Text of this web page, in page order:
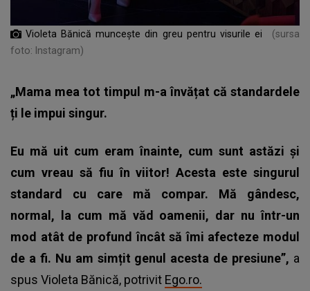
Violeta Bănică muncește din greu pentru visurile ei
(sursa
foto: Instagram)
„Mama mea tot timpul m-a învățat că standardele
ți le impui singur.
Eu mă uit cum eram înainte, cum sunt astăzi și
cum vreau să fiu în viitor! Acesta este singurul
standard cu care mă compar. Mă gândesc,
normal, la cum mă văd oamenii, dar nu într-un
mod atât de profund încât să îmi afecteze modul
de a fi. Nu am simțit genul acesta de presiune”, a
spus Violeta Bănică, potrivit Ego.ro.